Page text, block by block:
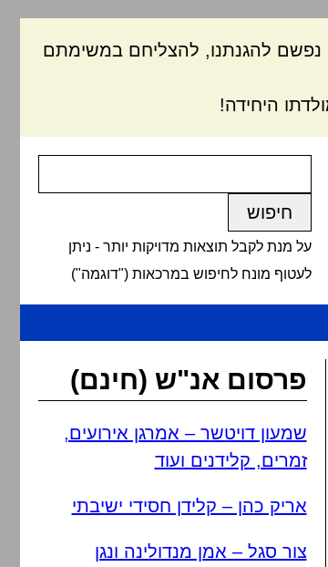
נפשם להגנתנו, להצליחם במשימתם
היחידה!
על מנת לקבל תוצאות מדויקות יותר - ניתן
לעטוף מונח לחיפוש במרכאות ("דוגמה")
פרסום אנ"ש (חינם)
שמעון דויטשר – אמרגן אירועים,
זמרים, קלידנים ועוד
אריק כהן – קלידן חסידי ישיבתי
צור סגל – אמן מנדולינה ונגן